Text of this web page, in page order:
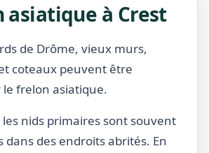
asiatique à Crest
de Drôme, vieux murs,
coteaux peuvent être
frelon asiatique.
nids primaires sont souvent
dans des endroits abrités. En